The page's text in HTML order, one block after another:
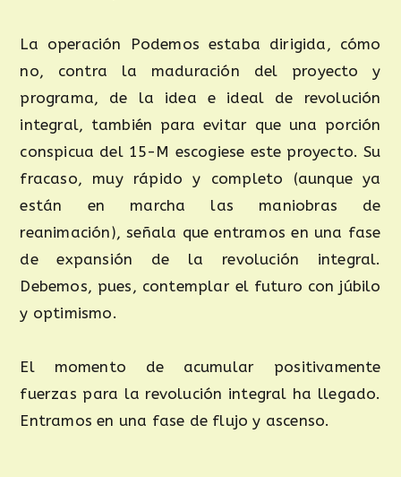
La operación Podemos estaba dirigida, cómo
no, contra la maduración del proyecto y
programa, de la idea e ideal de revolución
integral, también para evitar que una porción
conspicua del 15-M escogiese este proyecto. Su
fracaso, muy rápido y completo (aunque ya
están en marcha las maniobras de
reanimación), señala que entramos en una fase
de expansión de la revolución integral.
Debemos, pues, contemplar el futuro con júbilo
y optimismo.
El momento de acumular positivamente
fuerzas para la revolución integral ha llegado.
Entramos en una fase de flujo y ascenso.